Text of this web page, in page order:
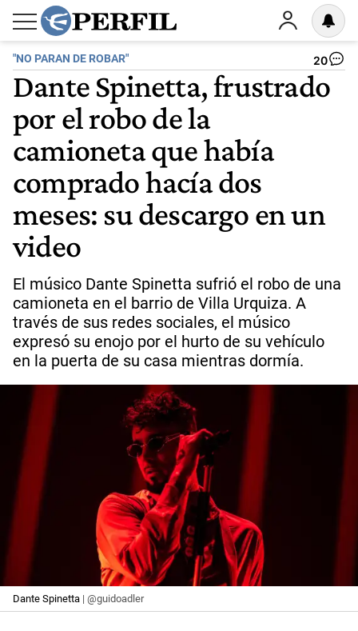
"NO PARAN DE ROBAR" 20
Dante Spinetta, frustrado
por el robo de la
camioneta que había
comprado hacía dos
meses: su descargo en un
video
El músico Dante Spinetta sufrió el robo de una
camioneta en el barrio de Villa Urquiza. A
través de sus redes sociales, el músico
expresó su enojo por el hurto de su vehículo
en la puerta de su casa mientras dormía.
Dante Spinetta | @guidoadler